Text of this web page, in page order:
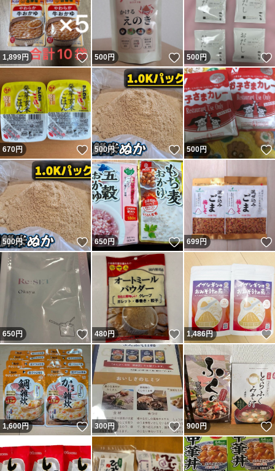
1,899円 いいね！
500円 いいね！
500円
670円 いいね！
500円 いいね！
500円
500円 いいね！
650円 いいね！
699円
650円 いいね！
480円 いいね！
1,486円
1,600円 いいね！
300円 いいね！
900円